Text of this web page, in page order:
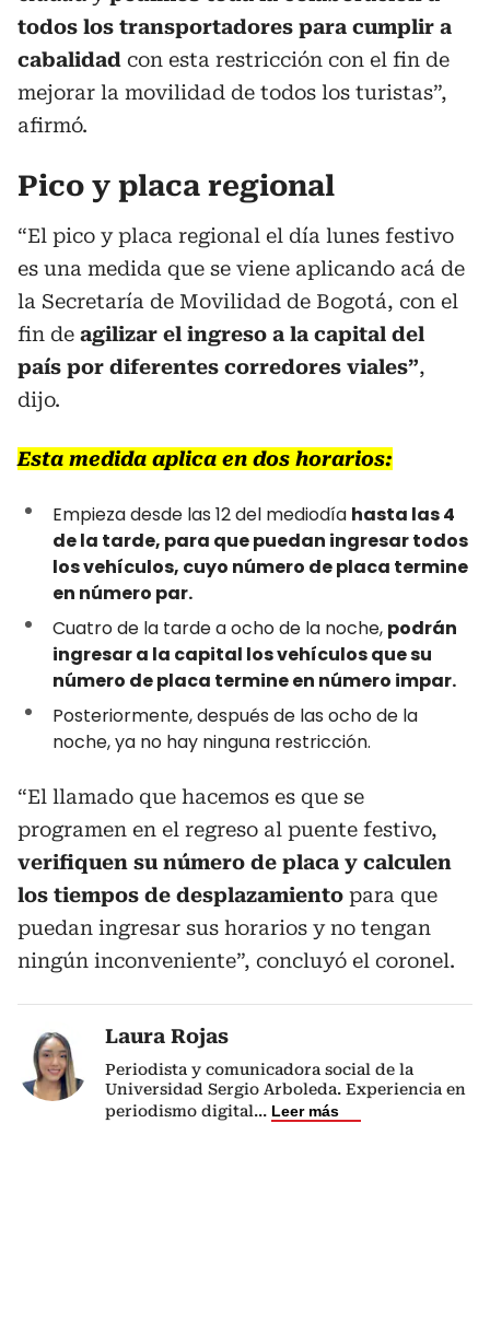
todos los transportadores para cumplir a
cabalidad con esta restricción con el fin de
mejorar la movilidad de todos los turistas”,
afirmó.
Pico y placa regional
“El pico y placa regional el día lunes festivo
es una medida que se viene aplicando acá de
la Secretaría de Movilidad de Bogotá, con el
fin de agilizar el ingreso a la capital del
país por diferentes corredores viales”,
dijo.
Esta medida aplica en dos horarios:
Empieza desde las 12 del mediodía hasta las 4
de la tarde, para que puedan ingresar todos
los vehículos, cuyo número de placa termine
en número par.
Cuatro de la tarde a ocho de la noche, podrán
ingresar a la capital los vehículos que su
número de placa termine en número impar.
Posteriormente, después de las ocho de la
noche, ya no hay ninguna restricción.
“El llamado que hacemos es que se
programen en el regreso al puente festivo,
verifiquen su número de placa y calculen
los tiempos de desplazamiento para que
puedan ingresar sus horarios y no tengan
ningún inconveniente”, concluyó el coronel.
Laura Rojas
Periodista y comunicadora social de la
Universidad Sergio Arboleda. Experiencia en
periodismo digital... Leer más